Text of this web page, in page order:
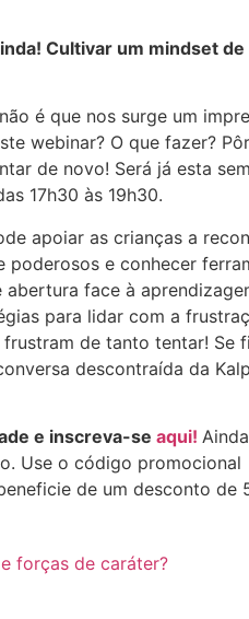
Cultivar um mindset
é que nos surge um
webinar? O que fazer?
de novo! Será já esta
17h30 às 19h30.
apoiar as crianças a
poderosos e conhecer
face à
para lidar com a
de tanto tentar! Se
descontraída da
e inscreva-se aqui!
Use o código promocional
de um desconto de
forças de caráter?